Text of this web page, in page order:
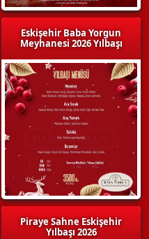
Eskişehir Baba Yorgun
Meyhanesi 2026 Yılbaşı
Piraye Sahne Eskişehir
Yılbaşı 2026